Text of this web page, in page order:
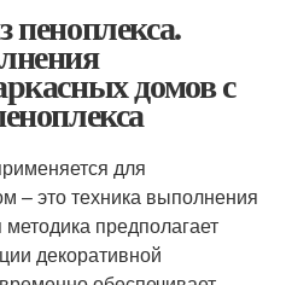
домов с
для
– это техника выполнения
предполагает
декоративной